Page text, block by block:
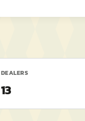
DEALERS
13